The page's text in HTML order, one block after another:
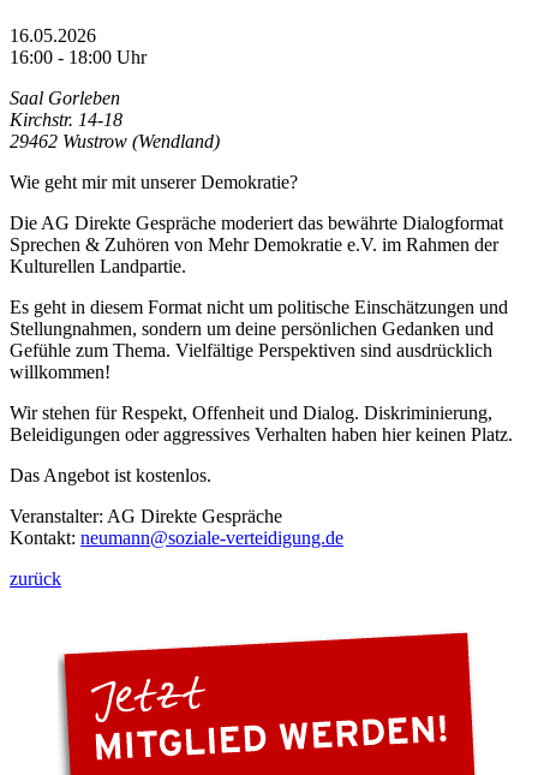
16.05.2026
16:00 - 18:00 Uhr
Saal Gorleben
Kirchstr. 14-18
29462 Wustrow (Wendland)
Wie geht mir mit unserer Demokratie?
Die AG Direkte Gespräche moderiert das bewährte Dialogformat
Sprechen & Zuhören von Mehr Demokratie e.V. im Rahmen der
Kulturellen Landpartie.
Es geht in diesem Format nicht um politische Einschätzungen und
Stellungnahmen, sondern um deine persönlichen Gedanken und
Gefühle zum Thema. Vielfältige Perspektiven sind ausdrücklich
willkommen!
Wir stehen für Respekt, Offenheit und Dialog. Diskriminierung,
Beleidigungen oder aggressives Verhalten haben hier keinen Platz.
Das Angebot ist kostenlos.
Veranstalter: AG Direkte Gespräche
Kontakt: neumann@soziale-verteidigung.de
zurück